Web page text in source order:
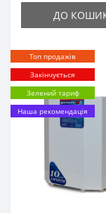
ДО
Топ продажів
Закінчується
Зелений тариф
Наша рекомендація